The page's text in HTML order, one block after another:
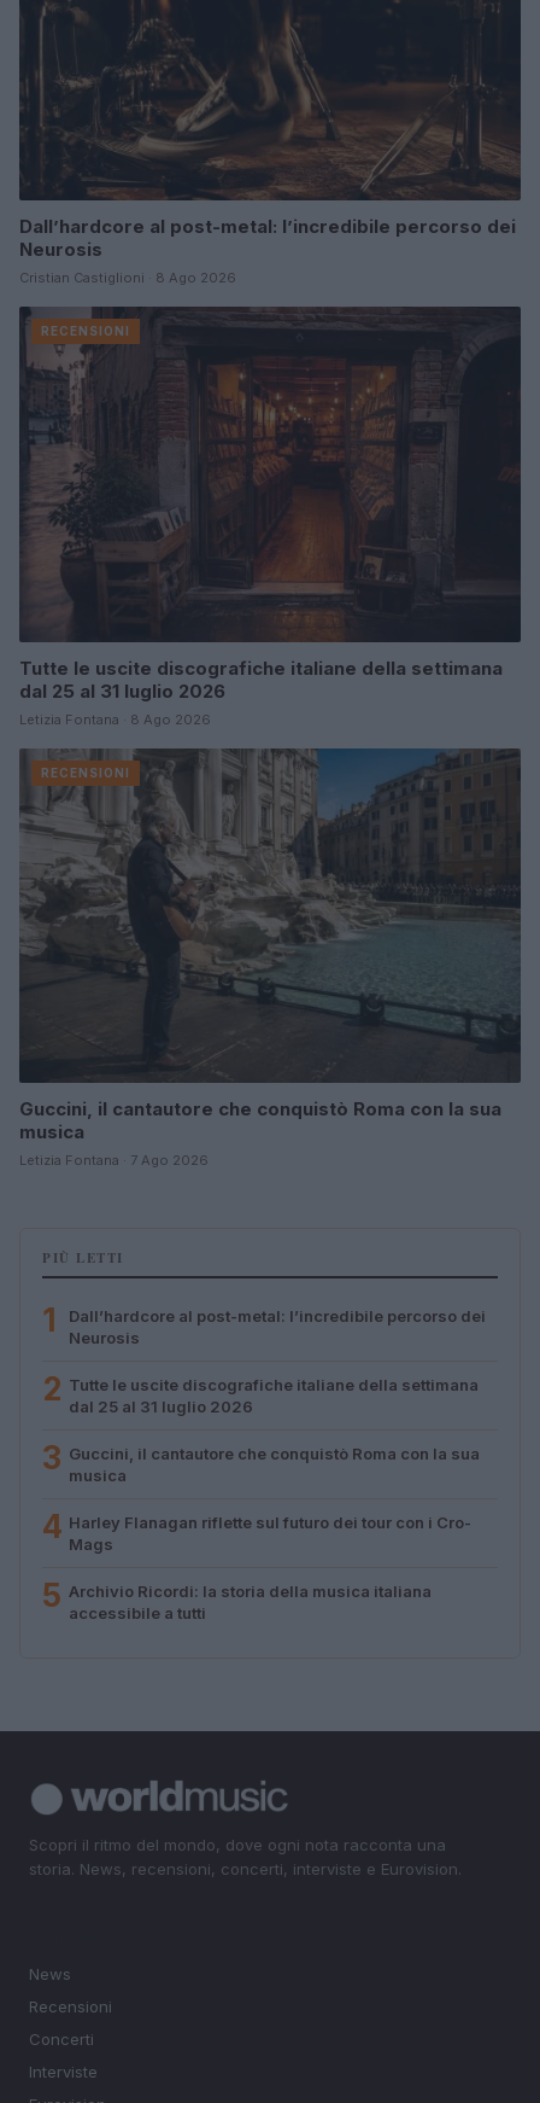
Dall’hardcore al post-metal: l’incredibile percorso dei
Neurosis
Cristian Castiglioni · 8 Ago 2026
RECENSIONI
Tutte le uscite discografiche italiane della settimana
dal 25 al 31 luglio 2026
Letizia Fontana · 8 Ago 2026
RECENSIONI
Guccini, il cantautore che conquistò Roma con la sua
musica
Letizia Fontana · 7 Ago 2026
PIÙ LETTI
1
Dall’hardcore al post-metal: l’incredibile percorso dei
Neurosis
2 Tutte le uscite discografiche italiane della settimana
dal 25 al 31 luglio 2026
3 Guccini, il cantautore che conquistò Roma con la sua
musica
4 Harley Flanagan riflette sul futuro dei tour con i Cro-
Mags
5 Archivio Ricordi: la storia della musica italiana
accessibile a tutti
Scopri il ritmo del mondo, dove ogni nota racconta una
storia. News, recensioni, concerti, interviste e Eurovision.
News
Recensioni
Concerti
Interviste